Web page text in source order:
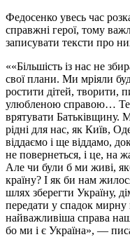
Федосенко увесь час
справжні герої, тому
записувати тексти про
«Більшість із нас не
свої плани. Ми мріяли
ростити дітей, творити,
улюбленою справою…
врятувати Батьківщину.
рідні для нас, як Київ,
віддаємо і ще віддамо,
не повернеться, і це, на
Але чи були б ми живі,
країну? І як би нам
шлях зберегти Україну,
передати у спадок
найважливіша справа
бо ми і є Україна», —